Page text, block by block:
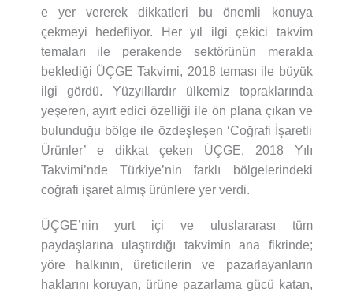
e yer vererek dikkatleri bu önemli konuya
çekmeyi hedefliyor. Her yıl ilgi çekici takvim
temaları ile perakende sektörünün merakla
beklediği ÜÇGE Takvimi, 2018 teması ile büyük
ilgi gördü. Yüzyıllardır ülkemiz topraklarında
yeşeren, ayırt edici özelliği ile ön plana çıkan ve
bulunduğu bölge ile özdeşleşen ‘Coğrafi İşaretli
Ürünler’ e dikkat çeken ÜÇGE, 2018 Yılı
Takvimi’nde Türkiye’nin farklı bölgelerindeki
coğrafi işaret almış ürünlere yer verdi.
ÜÇGE’nin yurt içi ve uluslararası tüm
paydaşlarına ulaştırdığı takvimin ana fikrinde;
yöre halkının, üreticilerin ve pazarlayanların
haklarını koruyan, ürüne pazarlama gücü katan,